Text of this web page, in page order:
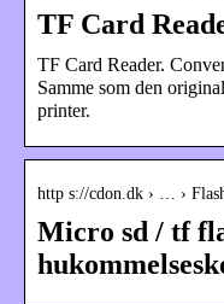
TF Card
TF Card Reader.
Samme som den
printer.
http s://cdon.dk › … ›
Micro sd / tf